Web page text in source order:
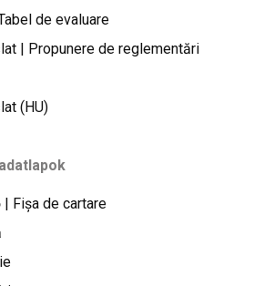
de evaluare
| Propunere de reglementări
(HU)
Fișa de cartare